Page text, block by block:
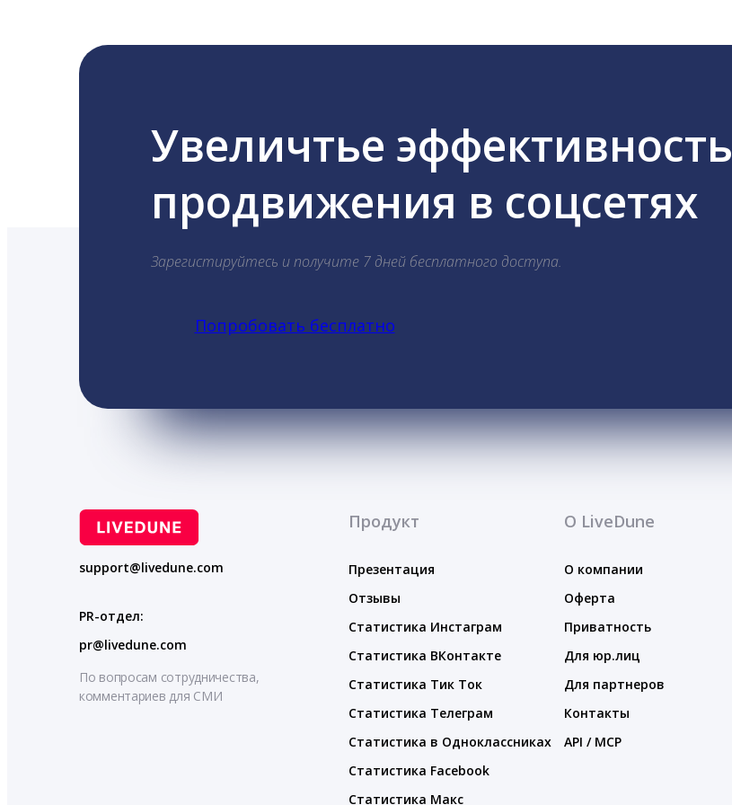
Увеличтье эффективность
продвижения в соцсетях
Зарегистируйтесь и получите 7 дней бесплатного доступа.
Попробовать бесплатно
support@livedune.com
PR-отдел:
pr@livedune.com
По вопросам сотрудничества,
комментариев для СМИ
Продукт
Презентация
Отзывы
Статистика Инстаграм
Статистика ВКонтакте
Статистика Тик Ток
Статистика Телеграм
Статистика в Одноклассниках
Статистика Facebook
Статистика Макс
О LiveDune
О компании
Оферта
Приватность
Для юр.лиц
Для партнеров
Контакты
API / MCP